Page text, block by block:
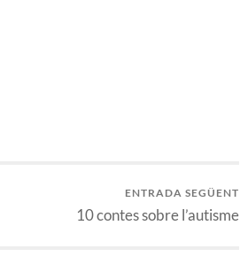
ENTRADA SEGÜENT
10 contes sobre l’autisme